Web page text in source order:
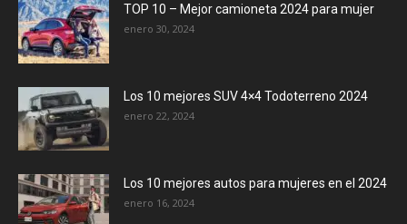
TOP 10 – Mejor camioneta 2024 para mujer
enero 30, 2024
Los 10 mejores SUV 4×4 Todoterreno 2024
enero 22, 2024
Los 10 mejores autos para mujeres en el 2024
enero 16, 2024